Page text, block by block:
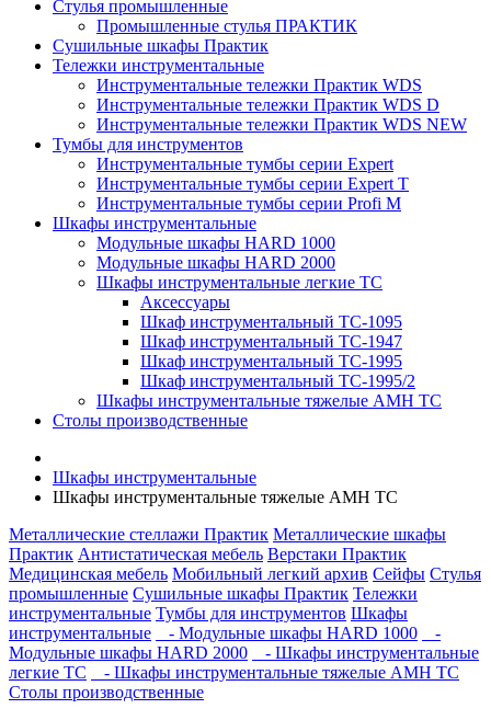
Стулья промышленные
Промышленные стулья ПРАКТИК
Сушильные шкафы Практик
Тележки инструментальные
Инструментальные тележки Практик WDS
Инструментальные тележки Практик WDS D
Инструментальные тележки Практик WDS NEW
Тумбы для инструментов
Инструментальные тумбы серии Expert
Инструментальные тумбы серии Expert T
Инструментальные тумбы серии Profi M
Шкафы инструментальные
Модульные шкафы HARD 1000
Модульные шкафы HARD 2000
Шкафы инструментальные легкие ТС
Аксессуары
Шкаф инструментальный TC-1095
Шкаф инструментальный TC-1947
Шкаф инструментальный TC-1995
Шкаф инструментальный TC-1995/2
Шкафы инструментальные тяжелые AMH TC
Столы производственные
Шкафы инструментальные
Шкафы инструментальные тяжелые AMH TC
Металлические стеллажи Практик Металлические шкафы
Практик Антистатическая мебель Верстаки Практик
Медицинская мебель Мобильный легкий архив Сейфы Стулья
промышленные Сушильные шкафы Практик Тележки
инструментальные Тумбы для инструментов Шкафы
инструментальные
- Модульные шкафы HARD 1000
-
Модульные шкафы HARD 2000
- Шкафы инструментальные
легкие ТС
- Шкафы инструментальные тяжелые AMH TC
Столы производственные